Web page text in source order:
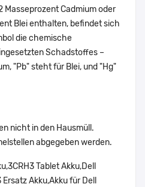
Masseprozent Cadmium oder
Blei enthalten, befindet sich
die chemische
Schadstoffes –
"Pb" steht für Blei, und "Hg"
nicht in den Hausmüll.
abgegeben werden.
Tablet Akku,Dell
Akku,Akku für Dell